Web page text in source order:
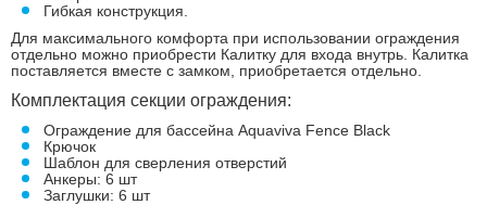
Гибкая конструкция.
Для максимального комфорта при использовании ограждения
отдельно можно приобрести Калитку для входа внутрь. Калитка
поставляется вместе с замком, приобретается отдельно.
Комплектация секции ограждения:
Ограждение для бассейна Aquaviva Fence Black
Крючок
Шаблон для сверления отверстий
Анкеры: 6 шт
Заглушки: 6 шт